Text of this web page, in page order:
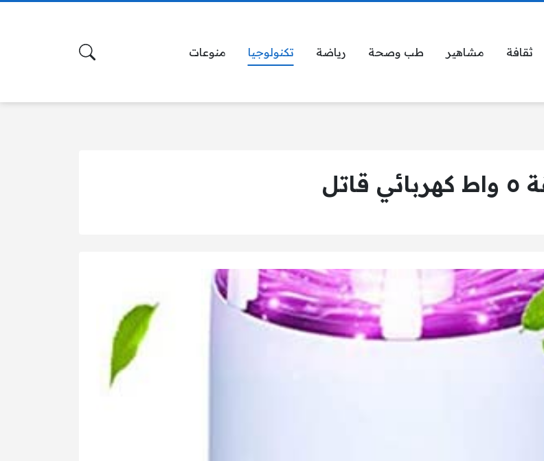
ثقافة مشاهير طب وصحة رياضة تكنولوجيا منوعات